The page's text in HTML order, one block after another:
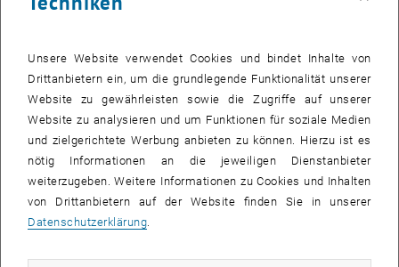
werden für Mitarbeitende keine neuen Keys zur Verfügung gestellt.
Diese werden so bald wieder verfügbar nachgereicht
können keine Lizenzkeys für Mitarbeitende verlängert werden.
Sollte Ihr Virenscanner bereits abgelaufen sein, nutzen Sie bitte
eine free-Version oder einen Test-Key um die Zeit bis zur
Behebung zu überbrücken.
Update vom 13.02.2025
weiterhin mit dem Hersteller in Kontakt.
Update vom 20.02.2025
Unsere Website verwendet Cookies und bindet Inhalte von
Drittanbietern ein, um die grundlegende Funktionalität unserer
Website zu gewährleisten sowie die Zugriffe auf unserer
Website zu analysieren und um Funktionen für soziale Medien
und zielgerichtete Werbung anbieten zu können. Hierzu ist es
nötig Informationen an die jeweiligen Dienstanbieter
weiterzugeben. Weitere Informationen zu Cookies und Inhalten
von Drittanbietern auf der Website finden Sie in unserer
Datenschutzerklärung